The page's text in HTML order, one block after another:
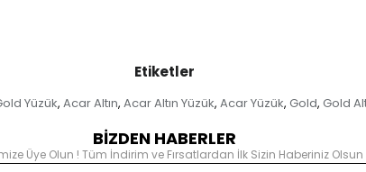
Etiketler
Yüzük, Acar Altın, Acar Altın Yüzük, Acar Yüzük, Gold, Gold
BİZDEN HABERLER
Üye Olun ! Tüm İndirim ve Fırsatlardan İlk Sizin Haberiniz Olsun